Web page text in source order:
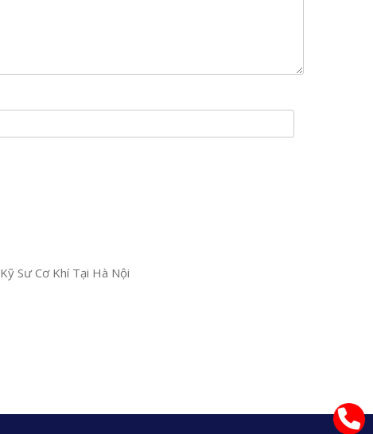
Kỹ Sư Cơ Khí Tại Hà Nội